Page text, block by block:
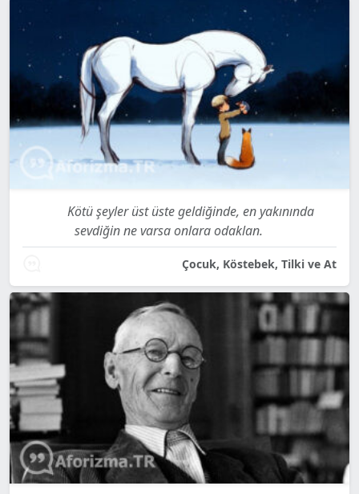
Kötü şeyler üst üste geldiğinde, en yakınında
sevdiğin ne varsa onlara odaklan.
Çocuk, Köstebek, Tilki ve At